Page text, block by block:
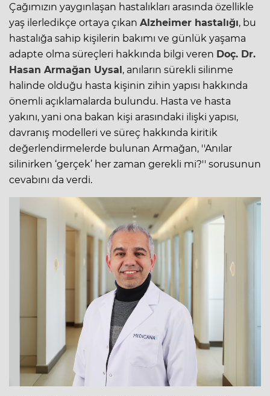
Çağımızın yaygınlaşan hastalıkları arasında özellikle
yaş ilerledikçe ortaya çıkan Alzheimer hastalığı, bu
hastalığa sahip kişilerin bakımı ve günlük yaşama
adapte olma süreçleri hakkında bilgi veren Doç. Dr.
Hasan Armağan Uysal, anıların sürekli silinme
halinde olduğu hasta kişinin zihin yapısı hakkında
önemli açıklamalarda bulundu. Hasta ve hasta
yakını, yani ona bakan kişi arasındaki ilişki yapısı,
davranış modelleri ve süreç hakkında kiritik
değerlendirmelerde bulunan Armağan, ''Anılar
silinirken ‘gerçek’ her zaman gerekli mi?'' sorusunun
cevabını da verdi.